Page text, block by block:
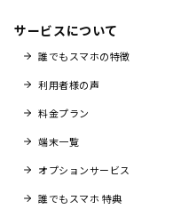
サービスについて
誰でもスマホの特徴
利用者様の声
料金プラン
端末一覧
オプションサービス
誰でもスマホ 特典